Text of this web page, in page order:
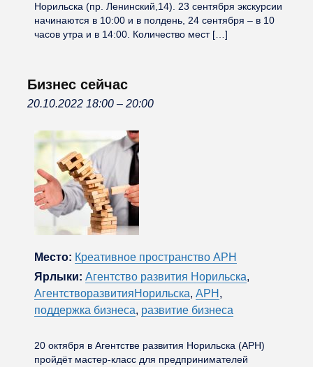
Норильска (пр. Ленинский,14). 23 сентября экскурсии
начинаются в 10:00 и в полдень, 24 сентября – в 10
часов утра и в 14:00. Количество мест […]
Бизнес сейчас
20.10.2022 18:00 – 20:00
Место: Креативное пространство АРН
Ярлыки: Агентство развития Норильска,
АгентстворазвитияНорильска, АРН ,
поддержка бизнеса, развитие бизнеса
20 октября в Агентстве развития Норильска (АРН)
пройдёт мастер-класс для предпринимателей